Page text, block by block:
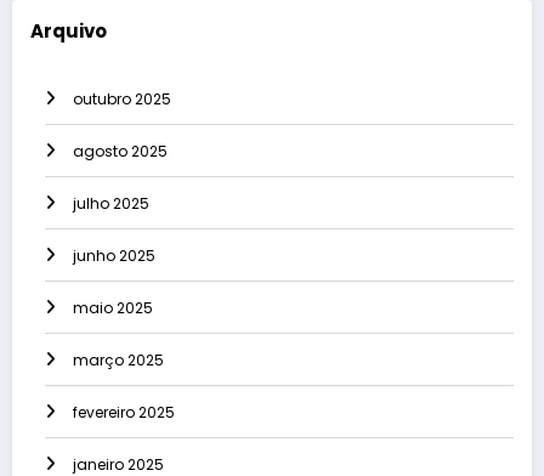
Arquivo
outubro 2025
agosto 2025
julho 2025
junho 2025
maio 2025
março 2025
fevereiro 2025
janeiro 2025